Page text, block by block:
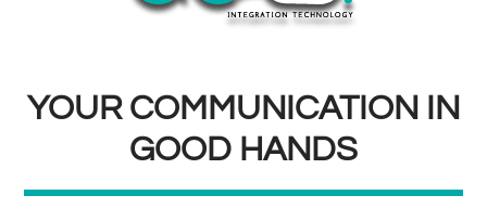
YOUR COMMUNICATION IN
GOOD HANDS